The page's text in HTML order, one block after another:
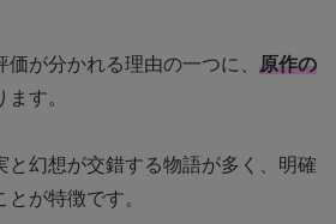
価が分かれる理由の一つに、 原作の
ます。
と幻想が交錯する物語が多く、明確
が特徴です。